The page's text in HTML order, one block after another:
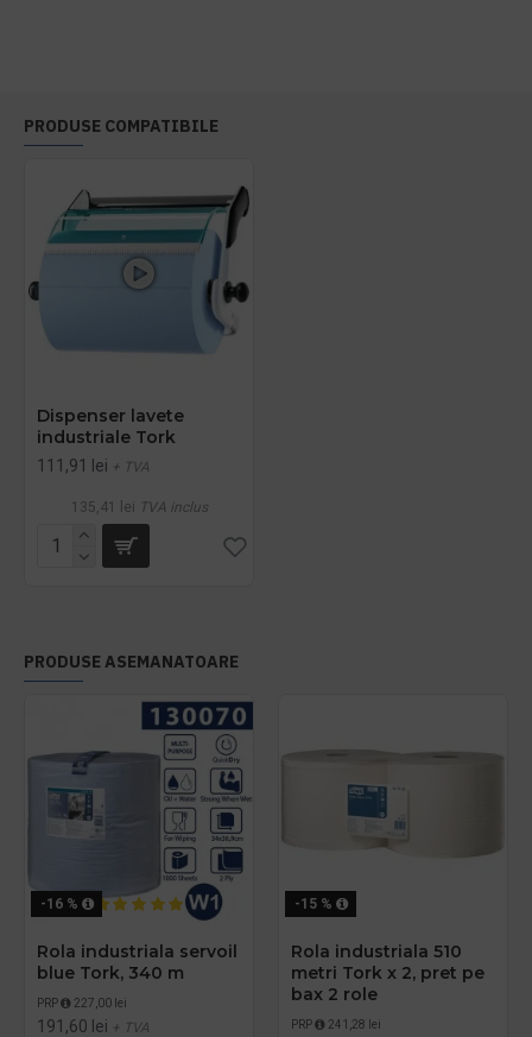
PRODUSE COMPATIBILE
Dispenser lavete
industriale Tork
111,91 lei + TVA
135,41 lei TVA inclus
PRODUSE ASEMANATOARE
-16 %
Rola industriala servoil
blue Tork, 340 m
PRP 227,00 lei
191,60 lei + TVA
-15 %
Rola industriala 510
metri Tork x 2, pret pe
bax 2 role
PRP 241,28 lei